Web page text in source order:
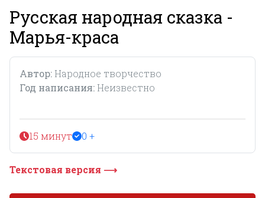
Русская народная сказка -
Марья-краса
Автор:Народное творчество
Год написания:Неизвестно
15 минут 0 +
Текстовая версия ⟶